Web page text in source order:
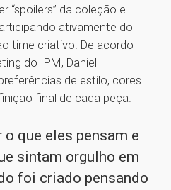
“spoilers” da coleção e
ativamente do
time criativo. De acordo
do IPM, Daniel
de estilo, cores
final de cada peça.
o que eles pensam e
sintam orgulho em
foi criado pensando